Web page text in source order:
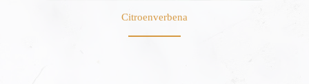
Citroenverbena